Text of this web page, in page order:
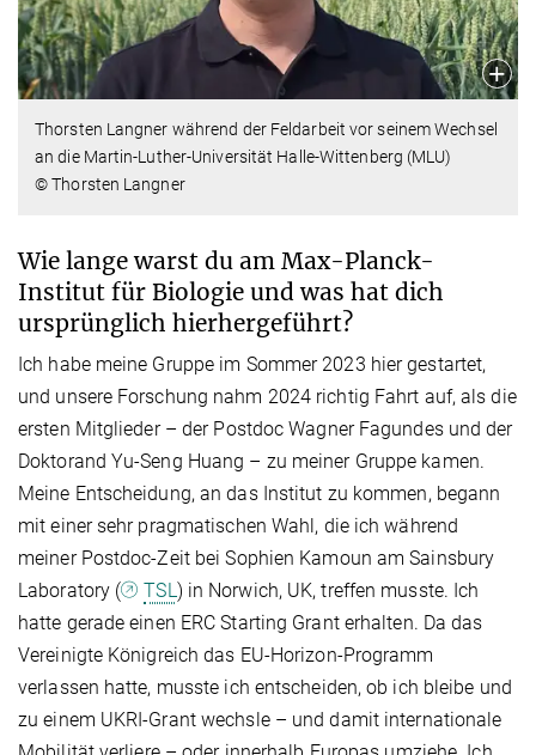
Thorsten Langner während der Feldarbeit vor seinem Wechsel
an die Martin-Luther-Universität Halle-Wittenberg (MLU)
© Thorsten Langner
Wie lange warst du am Max-Planck-
Institut für Biologie und was hat dich
ursprünglich hierhergeführt?
Ich habe meine Gruppe im Sommer 2023 hier gestartet,
und unsere Forschung nahm 2024 richtig Fahrt auf, als die
ersten Mitglieder – der Postdoc Wagner Fagundes und der
Doktorand Yu-Seng Huang – zu meiner Gruppe kamen.
Meine Entscheidung, an das Institut zu kommen, begann
mit einer sehr pragmatischen Wahl, die ich während
meiner Postdoc-Zeit bei Sophien Kamoun am Sainsbury
Laboratory (
TSL) in Norwich, UK, treffen musste. Ich
hatte gerade einen ERC Starting Grant erhalten. Da das
Vereinigte Königreich das EU-Horizon-Programm
verlassen hatte, musste ich entscheiden, ob ich bleibe und
zu einem UKRI-Grant wechsle – und damit internationale